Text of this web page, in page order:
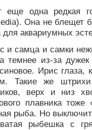
еще одна редкая
Она не блещет
для аквариумных
и самца и самки
темнее из-за
Ирис глаза,
Такие же
верх и низ
плавника
рыба. Но
рыбешка с